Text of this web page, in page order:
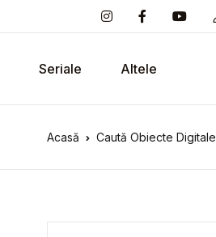
Seriale Altele
Acasă Caută Obiecte Digitale